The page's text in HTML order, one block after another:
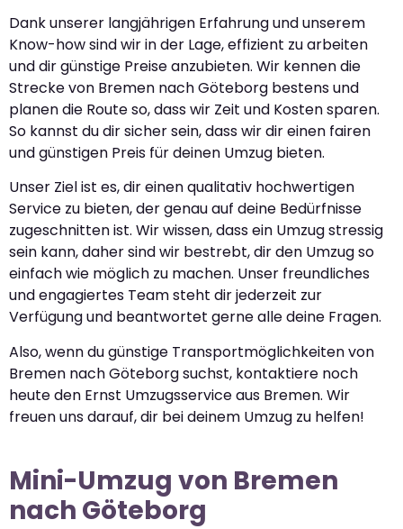
Dank unserer langjährigen Erfahrung und unserem
Know-how sind wir in der Lage, effizient zu arbeiten
und dir günstige Preise anzubieten. Wir kennen die
Strecke von Bremen nach Göteborg bestens und
planen die Route so, dass wir Zeit und Kosten sparen.
So kannst du dir sicher sein, dass wir dir einen fairen
und günstigen Preis für deinen Umzug bieten.
Unser Ziel ist es, dir einen qualitativ hochwertigen
Service zu bieten, der genau auf deine Bedürfnisse
zugeschnitten ist. Wir wissen, dass ein Umzug stressig
sein kann, daher sind wir bestrebt, dir den Umzug so
einfach wie möglich zu machen. Unser freundliches
und engagiertes Team steht dir jederzeit zur
Verfügung und beantwortet gerne alle deine Fragen.
Also, wenn du günstige Transportmöglichkeiten von
Bremen nach Göteborg suchst, kontaktiere noch
heute den Ernst Umzugsservice aus Bremen. Wir
freuen uns darauf, dir bei deinem Umzug zu helfen!
Mini-Umzug von Bremen
nach Göteborg